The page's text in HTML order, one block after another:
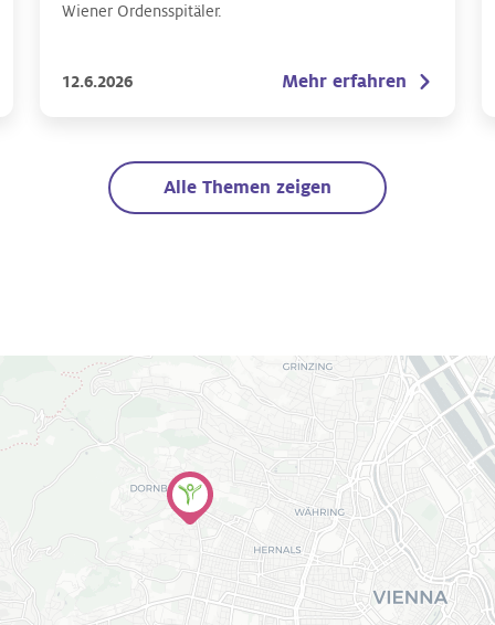
Wiener Ordensspitäler.
12.6.2026 Mehr erfahren
Alle Themen zeigen